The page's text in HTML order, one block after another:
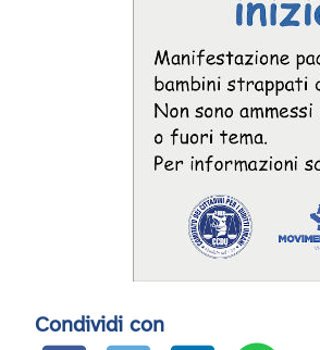
Condividi con